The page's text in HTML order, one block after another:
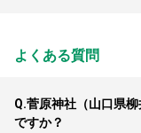
よくある質問
Q.菅原神社（山口県
ですか？